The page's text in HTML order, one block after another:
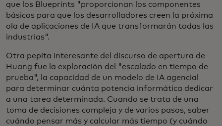
que los Blueprints "proporcionan los componentes
básicos para que los desarrolladores creen la próxima
ola de aplicaciones de IA que transformarán todas las
industrias".
Otra pepita interesante del discurso de apertura de
Huang fue la exploración del "escalado en tiempo de
prueba", la capacidad de un modelo de IA agencial
para determinar cuánta potencia informática dedicar
a una tarea determinada. Cuando se trata de una
toma de decisiones compleja y de varios pasos, saber
cuándo pensar más y calcular más tiempo (y cuándo